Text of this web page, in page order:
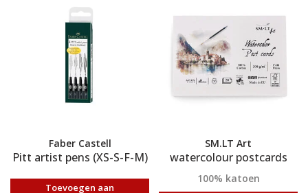
Faber Castell
Pitt artist pens (XS-S-F-M)
Toevoegen aan
SM.LT Art
watercolour postcards
100% katoen